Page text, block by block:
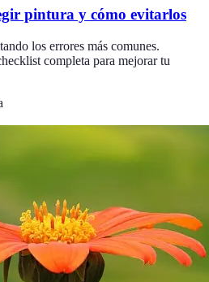
pintura y cómo evitarlos
los errores más comunes.
completa para mejorar tu